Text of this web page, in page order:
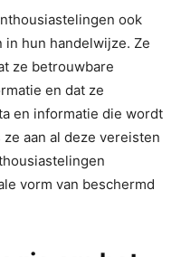
ook
hun handelwijze. Ze
ze betrouwbare
en dat ze
en informatie die wordt
aan al deze vereisten
vorm van beschermd